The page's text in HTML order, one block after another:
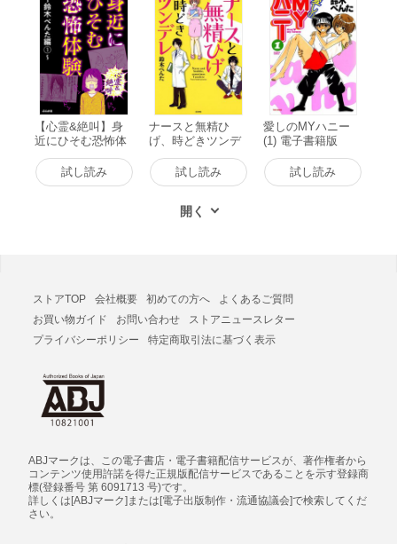
【心霊&絶叫】身
近にひそむ恐怖体
験～鈴木ぺんた編
～(1) 電子書籍版
試し読み
ナースと無精ひ
げ、時どきツンデ
レ 電子書籍版
試し読み
愛しのMYハニー
(1) 電子書籍版
試し読み
ストアTOP 会社概要 初めての方へ
よくあるご質問
お買い物ガイド
お問い合わせ
ストアニュースレター
プライバシーポリシー
特定商取引法に基づく表示
ABJマークは、この電子書店・電子書籍配信サービスが、著作権者から
コンテンツ使用許諾を得た正規版配信サービスであることを示す登録商
標(登録番号 第 6091713 号)です。
詳しくは[ABJマーク]または[電子出版制作・流通協議会]で検索してくだ
さい。